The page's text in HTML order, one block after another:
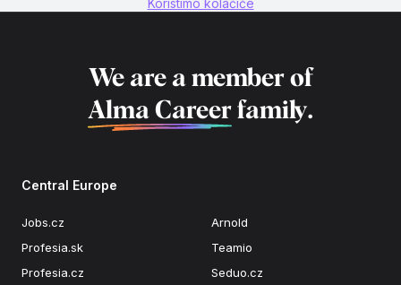
Koristimo kolačiće
We are a member of
Alma Career family.
Central Europe
Jobs.cz
Profesia.sk
Profesia.cz
Arnold
Teamio
Seduo.cz